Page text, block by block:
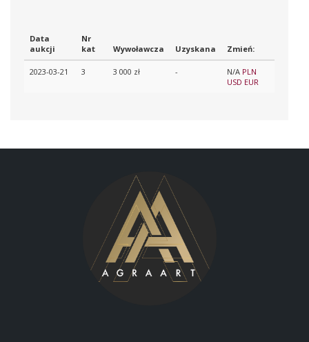
Data
aukcji
Nr
kat
Wywoławcza Uzyskana Zmień:
2023-03-21 3 3 000 zł - N/A PLN
USD EUR